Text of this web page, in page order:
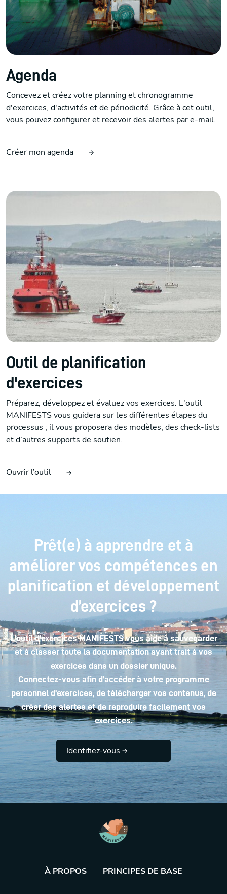
Agenda
Concevez et créez votre planning et chronogramme
d'exercices, d'activités et de périodicité. Grâce à cet outil,
vous pouvez configurer et recevoir des alertes par e-mail.
Créer mon agenda
Outil de planification
d'exercices
Préparez, développez et évaluez vos exercices. L'outil
MANIFESTS vous guidera sur les différentes étapes du
processus ; il vous proposera des modèles, des check-lists
et d’autres supports de soutien.
Ouvrir l’outil
Prêt(e) à apprendre et à
améliorer vos compétences en
planification et développement
d’exercices ?
L'outil d'exercices MANIFESTS vous aide à sauvegarder
et à classer toute la documentation ayant trait à vos
exercices dans un dossier unique.
Connectez-vous afin d’accéder à votre programme
personnel d'exercices, de télécharger vos contenus, de
créer des alertes et de reproduire facilement vos
exercices.
Identifiez-vous
À PROPOS PRINCIPES DE BASE